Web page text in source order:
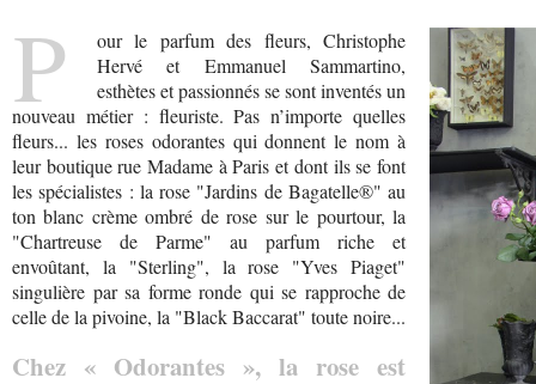
P
our le parfum des fleurs, Christophe
Hervé et Emmanuel Sammartino,
esthètes et passionnés se sont inventés un
nouveau métier : fleuriste. Pas n’importe quelles
fleurs... les roses odorantes qui donnent le nom à
leur boutique rue Madame à Paris et dont ils se font
les spécialistes : la rose "Jardins de Bagatelle®" au
ton blanc crème ombré de rose sur le pourtour, la
"Chartreuse de Parme" au parfum riche et
envoûtant, la "Sterling", la rose "Yves Piaget"
singulière par sa forme ronde qui se rapproche de
celle de la pivoine, la "Black Baccarat" toute noire...
Chez « Odorantes », la rose est